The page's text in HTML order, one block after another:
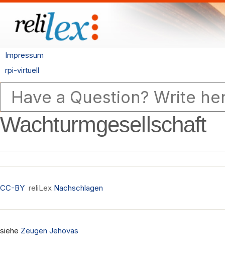
Impressum
rpi-virtuell
Wachturmgesellschaft
CC-BY reliLex Nachschlagen
siehe Zeugen Jehovas